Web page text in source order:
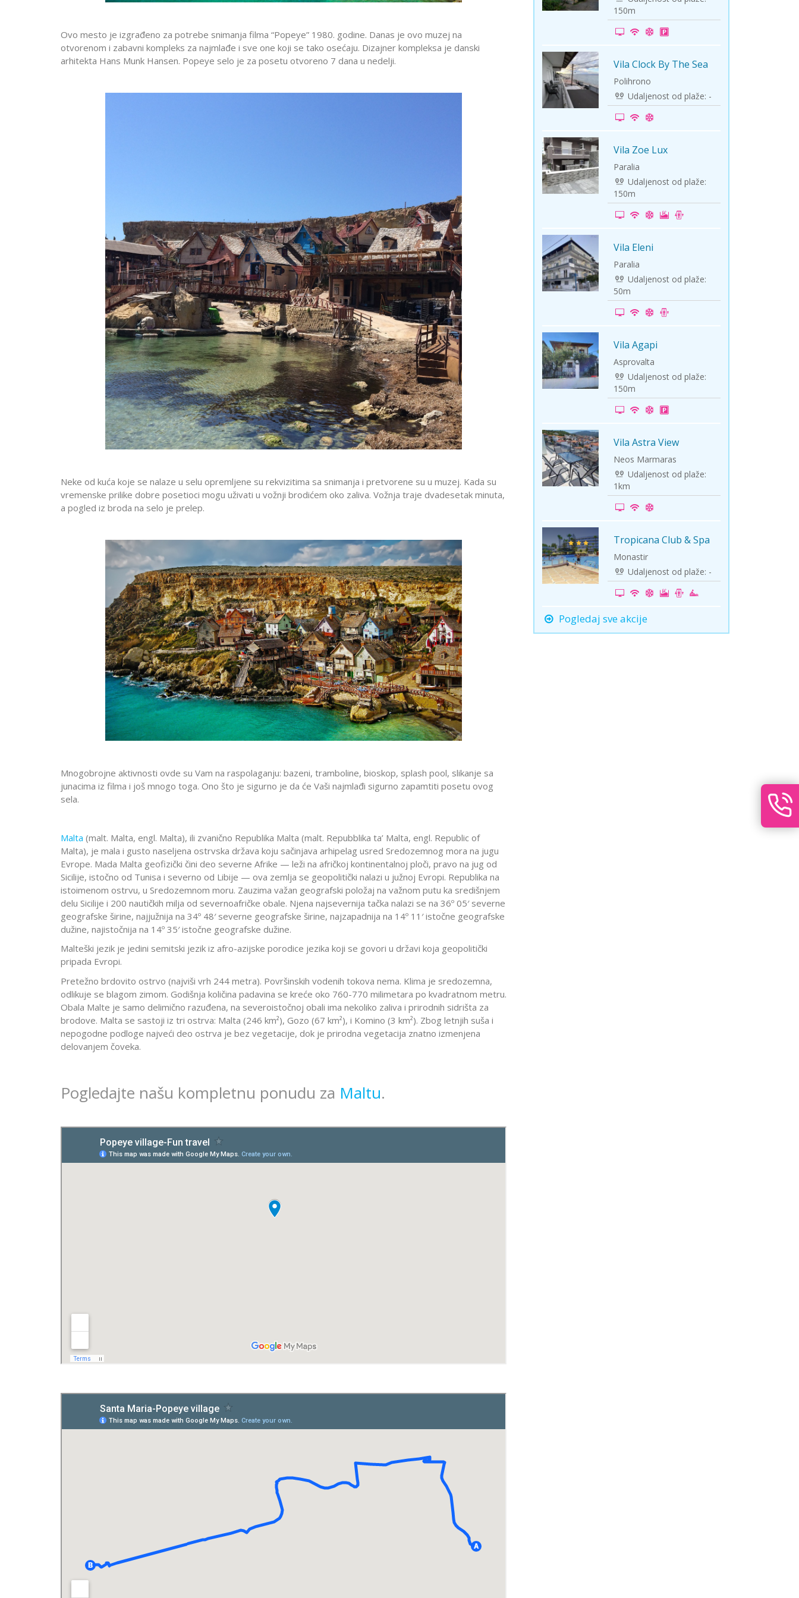
Ovo mesto je izgrađeno za potrebe snimanja filma “Popeye” 1980. godine. Danas je ovo muzej na
otvorenom i zabavni kompleks za najmlađe i sve one koji se tako osećaju. Dizajner kompleksa je danski
arhitekta Hans Munk Hansen. Popeye selo je za posetu otvoreno 7 dana u nedelji.
Neke od kuća koje se nalaze u selu opremljene su rekvizitima sa snimanja i pretvorene su u muzej. Kada su
vremenske prilike dobre posetioci mogu uživati u vožnji brodićem oko zaliva. Vožnja traje dvadesetak minuta,
a pogled iz broda na selo je prelep.
Mnogobrojne aktivnosti ovde su Vam na raspolaganju: bazeni, tramboline, bioskop, splash pool, slikanje sa
junacima iz filma i još mnogo toga. Ono što je sigurno je da će Vaši najmlađi sigurno zapamtiti posetu ovog
sela.
Malta (malt. Malta, engl. Malta), ili zvanično Republika Malta (malt. Repubblika ta’ Malta, engl. Republic of
Malta), je mala i gusto naseljena ostrvska država koju sačinjava arhipelag usred Sredozemnog mora na jugu
Evrope. Mada Malta geofizički čini deo severne Afrike — leži na afričkoj kontinentalnoj ploči, pravo na jug od
Sicilije, istočno od Tunisa i severno od Libije — ova zemlja se geopolitički nalazi u južnoj Evropi. Republika na
istoimenom ostrvu, u Sredozemnom moru. Zauzima važan geografski položaj na važnom putu ka središnjem
delu Sicilije i 200 nautičkih milja od severnoafričke obale. Njena najsevernija tačka nalazi se na 36º 05′ severne
geografske širine, najjužnija na 34º 48′ severne geografske širine, najzapadnija na 14º 11′ istočne geografske
dužine, najistočnija na 14º 35′ istočne geografske dužine.
Malteški jezik je jedini semitski jezik iz afro-azijske porodice jezika koji se govori u državi koja geopolitički
pripada Evropi.
Pretežno brdovito ostrvo (najviši vrh 244 metra). Površinskih vodenih tokova nema. Klima je sredozemna,
odlikuje se blagom zimom. Godišnja količina padavina se kreće oko 760-770 milimetara po kvadratnom metru.
Obala Malte je samo delimično razuđena, na severoistočnoj obali ima nekoliko zaliva i prirodnih sidrišta za
brodove. Malta se sastoji iz tri ostrva: Malta (246 km²), Gozo (67 km²), i Komino (3 km²). Zbog letnjih suša i
nepogodne podloge najveći deo ostrva je bez vegetacije, dok je prirodna vegetacija znatno izmenjena
delovanjem čoveka.
Pogledajte našu kompletnu ponudu za Maltu.
150m
-10% Vila Clock By The Sea
Polihrono
Udaljenost od plaže: -
-5% Vila Zoe Lux
Paralia
Udaljenost od plaže:
150m
-5% Vila Eleni
Paralia
Udaljenost od plaže:
50m
-15% Vila Agapi
Asprovalta
Udaljenost od plaže:
150m
-5% Vila Astra View
Neos Marmaras
Udaljenost od plaže:
1km
-25% Tropicana Club & Spa
Monastir
Udaljenost od plaže: -
Pogledaj sve akcije